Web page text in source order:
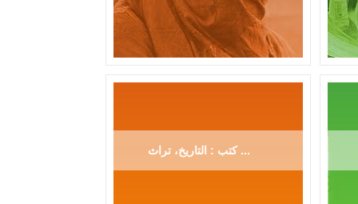
كتب : التاريخ، تراث ...